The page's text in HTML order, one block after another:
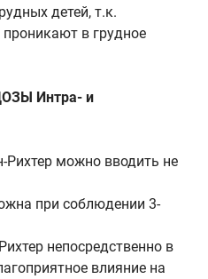
детей, т.к.
в грудное
Интра- и
Рихтер можно вводить не
при соблюдении 3-
непосредственно в
влияние на